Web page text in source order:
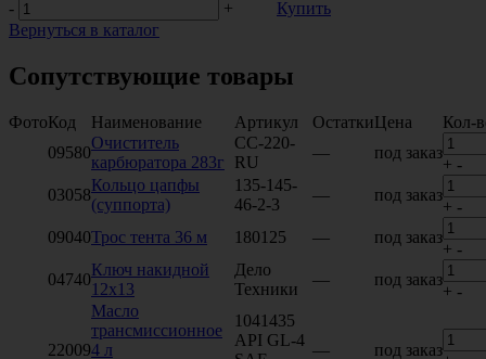
-
+
Купить
Вернуться в каталог
Сопутствующие товары
ФотоКод Наименование Артикул ОстаткиЦена
Кол-
09580
Очиститель
карбюратора 283г
CC-220-
RU
— под заказ
+ -
03058
Кольцо цапфы
(суппорта)
135-145-
46-2-3
— под заказ
+ -
09040Трос тента 36 м 180125 — под заказ
+ -
04740
Ключ накидной
12х13
Дело
Техники
— под заказ
+ -
22009
Масло
трансмиссионное
4 л
1041435
API GL-4
— под заказ